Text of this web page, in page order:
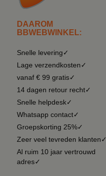
DAAROM
BBWEBWINKEL:
Snelle levering✓
Lage verzendkosten✓
vanaf € 99 gratis✓
14 dagen retour recht✓
Snelle helpdesk✓
Whatsapp contact✓
Groepskorting 25%✓
Zeer veel tevreden klanten✓
Al ruim 10 jaar vertrouwd
adres✓